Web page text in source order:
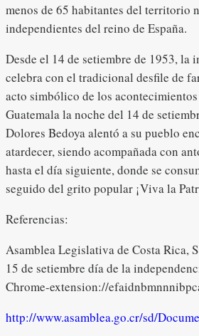
menos de 65 habitantes del territorio
independientes del reino de España.
Desde el 14 de setiembre de 1953, la
celebra con el tradicional desfile de
acto simbólico de los
Guatemala la noche del 14 de
Dolores Bedoya alentó a su pueblo
atardecer, siendo acompañada con
hasta el día siguiente, donde se
seguido del grito popular ¡Viva la
Referencias:
Asamblea Legislativa de Costa Rica,
15 de setiembre día de la
Chrome-extension://
http://www.asamblea.go.cr/sd/